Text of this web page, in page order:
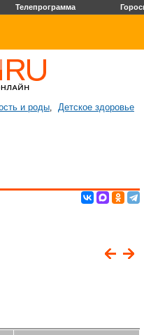
Телепрограмма
и роды, Детское здоровье